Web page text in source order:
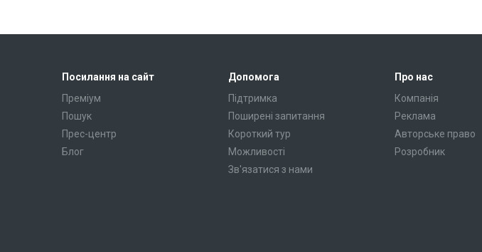
Посилання на сайт
Преміум
Пошук
Прес-центр
Блог
Допомога
Підтримка
Поширені запитання
Короткий тур
Можливості
Зв'язатися з нами
Про нас
Компанія
Реклама
Авторське право
Розробник